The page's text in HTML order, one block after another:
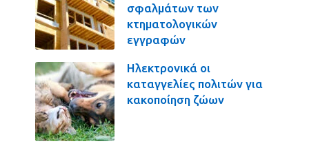
σφαλμάτων των
κτηματολογικών
εγγραφών
Ηλεκτρονικά οι
καταγγελίες πολιτών για
κακοποίηση ζώων